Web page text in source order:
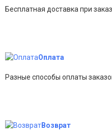
Бесплатная доставка при
Оплата
Разные способы оплаты
Возврат